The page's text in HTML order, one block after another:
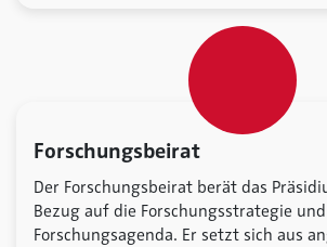
Forschungsbeirat
Der Forschungsbeirat berät das
Bezug auf die Forschungsstrategie
Forschungsagenda. Er setzt sich aus